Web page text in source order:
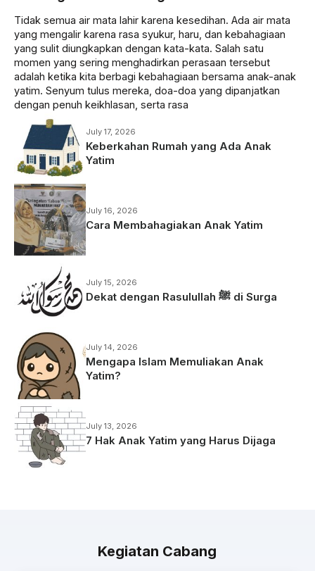
Tidak semua air mata lahir karena kesedihan. Ada air mata
yang mengalir karena rasa syukur, haru, dan kebahagiaan
yang sulit diungkapkan dengan kata-kata. Salah satu
momen yang sering menghadirkan perasaan tersebut
adalah ketika kita berbagi kebahagiaan bersama anak-anak
yatim. Senyum tulus mereka, doa-doa yang dipanjatkan
dengan penuh keikhlasan, serta rasa
July 17, 2026
Keberkahan Rumah yang Ada Anak
Yatim
July 16, 2026
Cara Membahagiakan Anak Yatim
July 15, 2026
Dekat dengan Rasulullah ﷺ di Surga
July 14, 2026
Mengapa Islam Memuliakan Anak
Yatim?
July 13, 2026
7 Hak Anak Yatim yang Harus Dijaga
Kegiatan Cabang